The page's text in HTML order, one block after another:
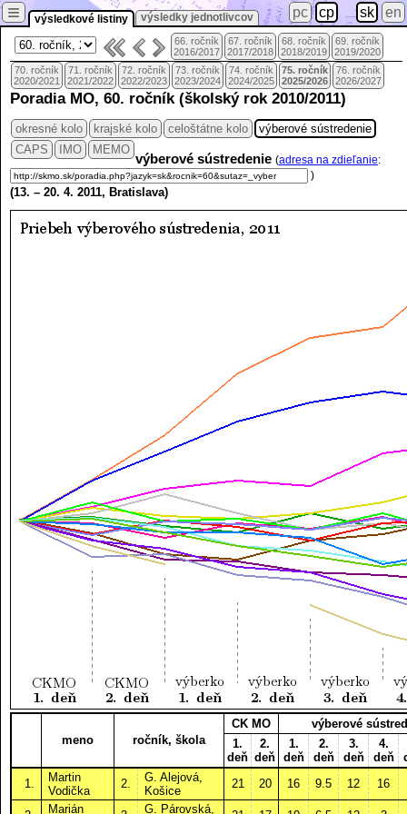
výsledkové listiny výsledky jednotlivcov
≡ pc cp sk en
66. ročník
2016/2017
67. ročník
2017/2018
68. ročník
2018/2019
69. ročník
2019/2020
70. ročník
2020/2021
71. ročník
2021/2022
72. ročník
2022/2023
73. ročník
2023/2024
74. ročník
2024/2025
75. ročník
2025/2026
76. ročník
2026/2027
Poradia MO, 60. ročník (školský rok 2010/2011)
okresné kolo krajské kolo celoštátne kolo
výberové sústredenie
CAPS
IMO MEMO
výberové sústredenie (adresa na zdieľanie:
)
(13. – 20. 4. 2011, Bratislava)
meno ročník, škola
CK MO
výberové
1.
deň
2.
deň
1.
deň
2.
deň
3.
deň
4.
deň
1.
Martin
Vodička
2.
G. Alejová,
Košice
21 20 16 9.5 12 16
Marián G. Párovská,